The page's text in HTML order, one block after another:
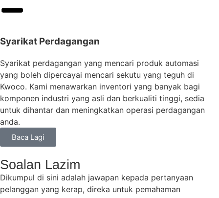
Syarikat Perdagangan
Syarikat perdagangan yang mencari produk automasi
yang boleh dipercayai mencari sekutu yang teguh di
Kwoco. Kami menawarkan inventori yang banyak bagi
komponen industri yang asli dan berkualiti tinggi, sedia
untuk dihantar dan meningkatkan operasi perdagangan
anda.
Baca Lagi
Soalan Lazim
Dikumpul di sini adalah jawapan kepada pertanyaan
pelanggan yang kerap, direka untuk pemahaman